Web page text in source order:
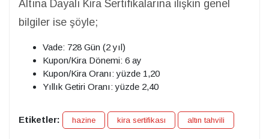
Altına Dayalı Kira Sertifikalarına ilişkin genel
bilgiler ise şöyle;
Vade: 728 Gün (2 yıl)
Kupon/Kira Dönemi: 6 ay
Kupon/Kira Oranı: yüzde 1,20
Yıllık Getiri Oranı: yüzde 2,40
Etiketler: hazine kira sertifikası altın tahvili